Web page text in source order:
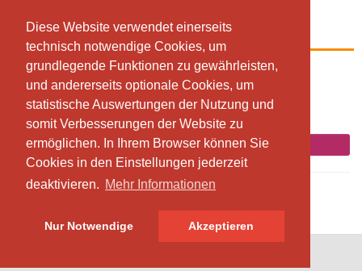
Diese Website verwendet einerseits
technisch notwendige Cookies, um
grundlegende Funktionen zu gewährleisten,
und andererseits optionale Cookies, um
statistische Auswertungen der Nutzung und
somit Verbesserungen der Website zu
ermöglichen. In Ihrem Browser können Sie
Cookies in den Einstellungen jederzeit
deaktivieren. Mehr Informationen
Nur Notwendige Akzeptieren
Diese Website verwendet einerseits
technisch notwendige Cookies, um
grundlegende Funktionen zu gewährleisten,
und andererseits optionale Cookies, um
statistische Auswertungen der Nutzung und
somit Verbesserungen der Website zu
ermöglichen. In Ihrem Browser können Sie
Cookies in den Einstellungen jederzeit
deaktivieren. Mehr Informationen
Nur Notwendige Akzeptieren
Alle Level Abend
17:30 - 18:45
Studio
Joey Mascarenhas
Jetzt buchen